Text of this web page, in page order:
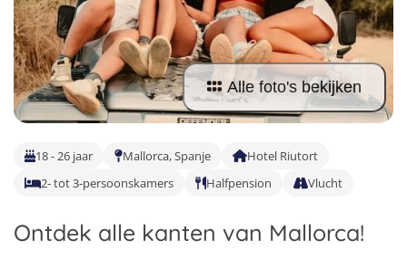
Malta
Nederland
Buitenland
Surfkampen Buitenland
Surfkampen 18+
Taalvakanties Duits
Taalvakanties Italiaans
Alle foto's bekijken
18 - 26 jaar Mallorca, Spanje
Hotel Riutort
2- tot 3-persoonskamers
Halfpension Vlucht
Ontdek alle kanten van Mallorca!